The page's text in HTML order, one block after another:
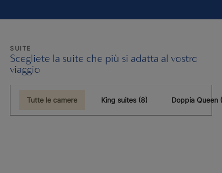
SUITE
Scegliete la suite che più si adatta al vostro
viaggio
Tutte le camere King suites (8) Doppia Queen